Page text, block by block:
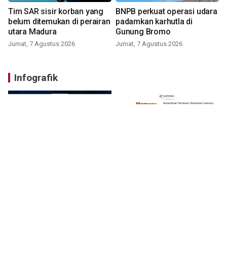
Tim SAR sisir korban yang
belum ditemukan di perairan
utara Madura
Jumat, 7 Agustus 2026
BNPB perkuat operasi udara
padamkan karhutla di
Gunung Bromo
Jumat, 7 Agustus 2026
Infografik